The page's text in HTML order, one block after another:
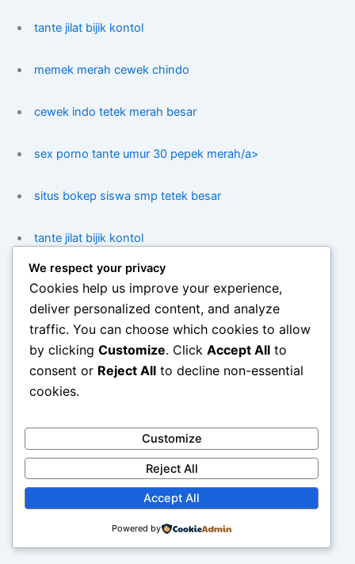
tante jilat bijik kontol
memek merah cewek chindo
cewek indo tetek merah besar
sex porno tante umur 30 pepek merah/a>
situs bokep siswa smp tetek besar
tante jilat bijik kontol
memek merah cewek chindo
cewek indo tetek merah besar
web phising
sex porno tante umur 30 pepek merah/a>
situs bokep siswa smp tetek besar
tante jilat bijik kontol
We respect your privacy
Cookies help us improve your experience,
deliver personalized content, and analyze
traffic. You can choose which cookies to allow
by clicking Customize. Click Accept All to
consent or Reject All to decline non-essential
cookies.
Customize
Reject All
Accept All
Powered by